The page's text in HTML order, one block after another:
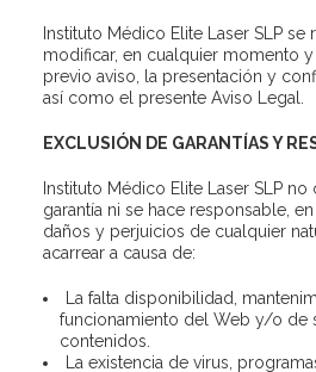
Instituto Médico Elite Laser SLP
modificar, en cualquier momento
previo aviso, la presentación y
así como el presente Aviso Legal.
EXCLUSIÓN DE GARANTÍAS Y
Instituto Médico Elite Laser SLP
garantía ni se hace responsable,
daños y perjuicios de cualquier
acarrear a causa de:
La falta disponibilidad,
funcionamiento del Web y/o de
contenidos.
La existencia de virus,